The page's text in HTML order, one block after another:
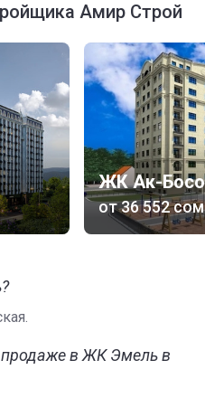
Амир Строй
ЖК Ак-
от‍36 552 сом
продаже в ЖК Эмель в